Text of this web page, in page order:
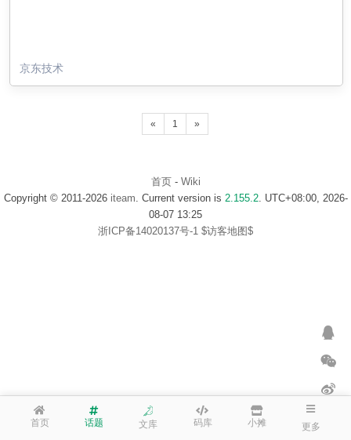
首页 话题 文库 码库 小摊 更多
京东技术
« 1 »
首页- Wiki
Copyright © 2011-2026 iteam . Current version is 2.155.2. UTC+08:00, 2026-
08-07 13:25
浙ICP备14020137号-1 $访客地图$